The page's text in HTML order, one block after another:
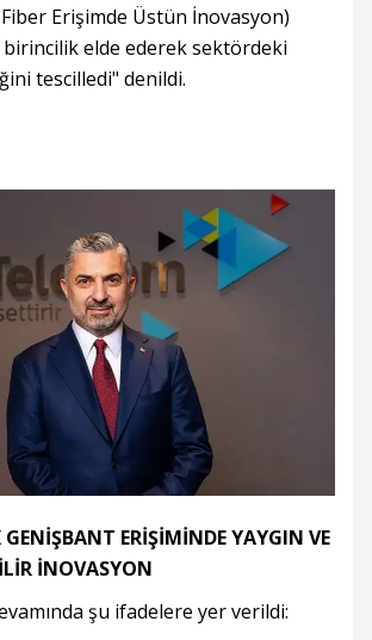
Erişimde Üstün İnovasyon)
elde ederek sektördeki
tescilledi" denildi.
ERİŞİMİNDE YAYGIN VE
İNOVASYON
şu ifadelere yer verildi: